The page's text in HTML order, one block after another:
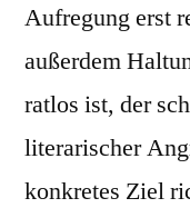
Aufregung erst
außerdem
ratlos ist, der
literarischer
konkretes Ziel